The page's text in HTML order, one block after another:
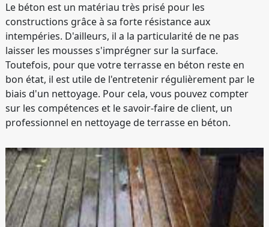
Le béton est un matériau très prisé pour les
constructions grâce à sa forte résistance aux
intempéries. D'ailleurs, il a la particularité de ne pas
laisser les mousses s'imprégner sur la surface.
Toutefois, pour que votre terrasse en béton reste en
bon état, il est utile de l'entretenir régulièrement par le
biais d'un nettoyage. Pour cela, vous pouvez compter
sur les compétences et le savoir-faire de client, un
professionnel en nettoyage de terrasse en béton.